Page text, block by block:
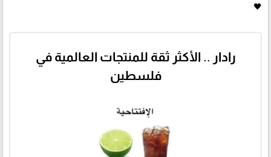
🖤
رادار .. الأكثر ثقة للمنتجات العالمية في
فلسطين